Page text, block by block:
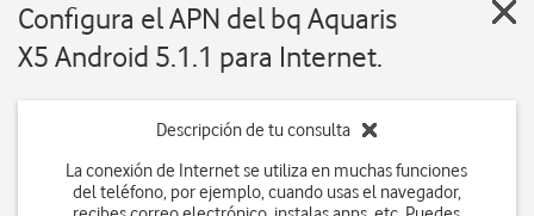
Configura el APN del bq Aquaris
X5 Android 5.1.1 para Internet.
Descripción de tu consulta
La conexión de Internet se utiliza en muchas funciones
del teléfono, por ejemplo, cuando usas el navegador,